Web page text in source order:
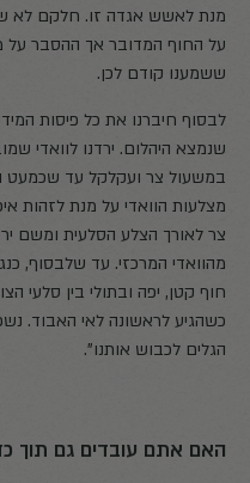
מנת לאשש אגדה זו. חלקם לא
על החוף המדובר אך ההסבר על
ששמענו קודם לכן.
לבסוף חיברנו את כל פיסות
שנמצא היהלום. ירדנו לוואדי
במשעול צר ועקלקל עד שכמעט
מצלעות הוואדי על מנת לזהות
צר לאורך הצלע הסלעית ומשם
מהוואדי המרכזי. עד שלבסוף,
חוף קטן, יפה ובתולי בין סלעי
כשהגיע לראשונה לאי האבוד.
הגלים לכבוש אותנו".
האם אתם עובדים גם תוך